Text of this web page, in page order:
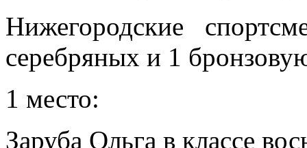
Нижегородские
серебряных и 1
1 место:
Заруба Ольга в классе